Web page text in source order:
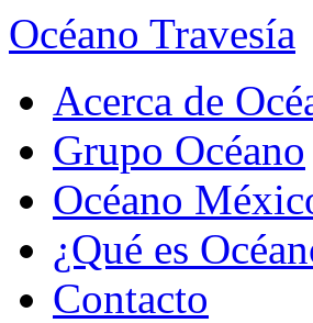
Océano Travesía
Acerca de
Grupo Océano
Océano
¿Qué es
Contacto